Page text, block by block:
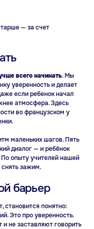
— за счет
всего начинать. Мы
уверенность и делает
если ребенок начал
атмосфера. Здесь
во французском у
маленьких шагов. Пять
диалог — и ребёнок
По опыту учителей нашей
зажим.
барьер
становится понятно:
Это про уверенность.
и не заставляют говорить